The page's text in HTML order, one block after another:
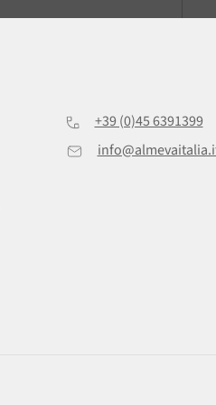
+39 (0)45 6391399